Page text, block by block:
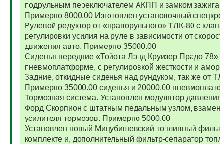
подрульным переключателем АКПП и замком
Примерно 8000.00 Изготовлен установочный
Рулевой редуктор от «праворульного» ТЛК-80 с
регулировки усилия на руле в зависимости от
движения авто. Примерно 35000.00
Сиденья передние «Тойота Лэнд Круизер Прадо 78»
пневмоплатформе, с регулировкой жесткости и
Задние, откидные сиденья над рундуком, так же от
Примерно 35000.00 сиденья и 20000.00
Тормозная система. Установлен модулятор
Форд Скорпион с штатным педальным узлом, взамен
усилителя тормозов. Примерно 5000.00
Установлен новый Мицубишевский топливный
комплекте и, дополнительный фильтр-сепаратор